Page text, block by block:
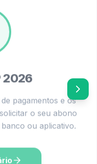
2026
pagamentos e os
o seu abono
ou aplicativo.